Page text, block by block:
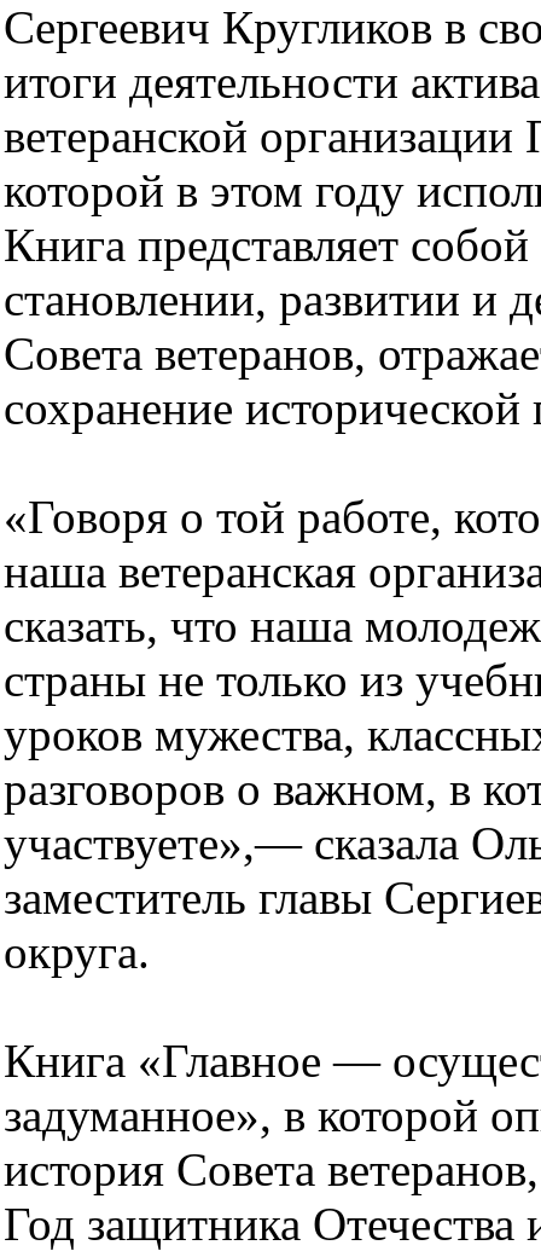
Сергеевич Кругликов в
итоги деятельности
ветеранской
которой в этом году
Книга представляет
становлении, развитии и
Совета ветеранов,
сохранение исторической
«Говоря о той работе,
наша ветеранская
сказать, что наша
страны не только из
уроков мужества,
разговоров о важном, в
участвуете»,— сказала
заместитель главы
округа.
Книга «Главное —
задуманное», в которой
история Совета
Год защитника Отечества